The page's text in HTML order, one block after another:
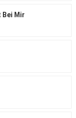
Bei Mir